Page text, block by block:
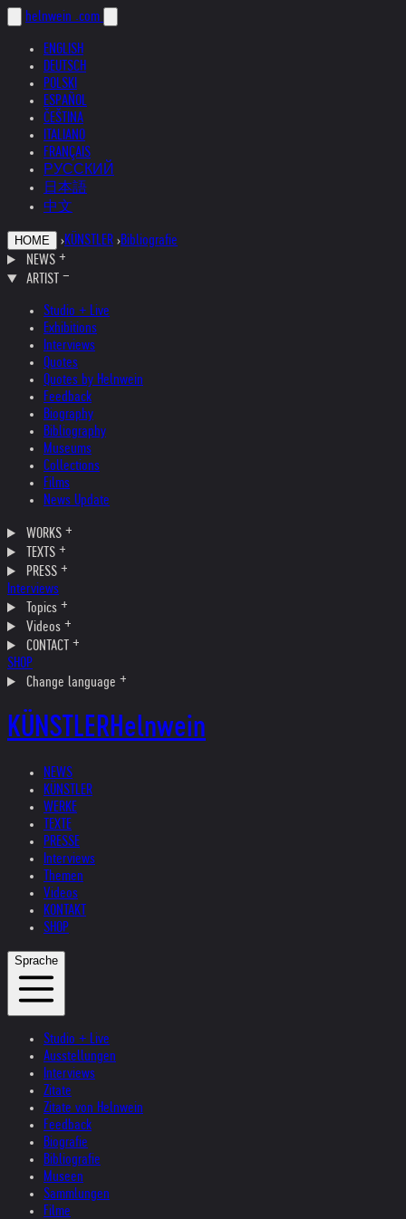
helnwein .com
ENGLISH
DEUTSCH
POLSKI
ESPAÑOL
ČEŠTINA
ITALIANO
FRANÇAIS
РУССКИЙ
日本語
中文
HOME ›KÜNSTLER ›Bibliografie
NEWS
ARTIST
Studio + Live
Exhibitions
Interviews
Quotes
Quotes by Helnwein
Feedback
Biography
Bibliography
Museums
Collections
Films
News Update
WORKS
TEXTS
PRESS
Interviews
Topics
Videos
CONTACT
SHOP
Change language
KÜNSTLERHelnwein
NEWS
KÜNSTLER
WERKE
TEXTE
PRESSE
Interviews
Themen
Videos
KONTAKT
SHOP
Sprache
Studio + Live
Ausstellungen
Interviews
Zitate
Zitate von Helnwein
Feedback
Biografie
Bibliografie
Museen
Sammlungen
Filme